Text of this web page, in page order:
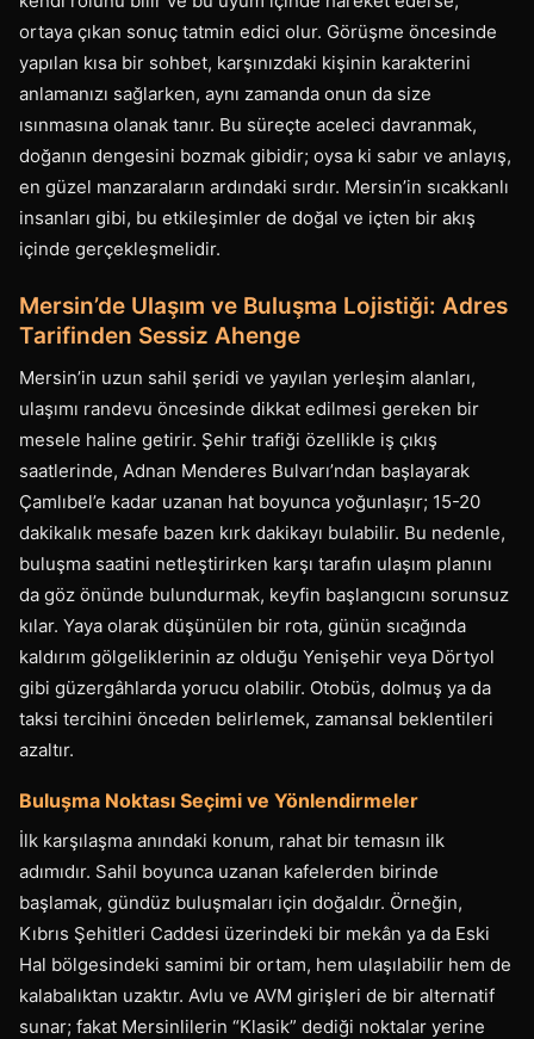
ortaya çıkan sonuç tatmin edici olur. Görüşme öncesinde
yapılan kısa bir sohbet, karşınızdaki kişinin karakterini
anlamanızı sağlarken, aynı zamanda onun da size
ısınmasına olanak tanır. Bu süreçte aceleci davranmak,
doğanın dengesini bozmak gibidir; oysa ki sabır ve anlayış,
en güzel manzaraların ardındaki sırdır. Mersin’in sıcakkanlı
insanları gibi, bu etkileşimler de doğal ve içten bir akış
içinde gerçekleşmelidir.
Mersin’de Ulaşım ve Buluşma Lojistiği: Adres
Tarifinden Sessiz Ahenge
Mersin’in uzun sahil şeridi ve yayılan yerleşim alanları,
ulaşımı randevu öncesinde dikkat edilmesi gereken bir
mesele haline getirir. Şehir trafiği özellikle iş çıkış
saatlerinde, Adnan Menderes Bulvarı’ndan başlayarak
Çamlıbel’e kadar uzanan hat boyunca yoğunlaşır; 15-20
dakikalık mesafe bazen kırk dakikayı bulabilir. Bu nedenle,
buluşma saatini netleştirirken karşı tarafın ulaşım planını
da göz önünde bulundurmak, keyfin başlangıcını sorunsuz
kılar. Yaya olarak düşünülen bir rota, günün sıcağında
kaldırım gölgeliklerinin az olduğu Yenişehir veya Dörtyol
gibi güzergâhlarda yorucu olabilir. Otobüs, dolmuş ya da
taksi tercihini önceden belirlemek, zamansal beklentileri
azaltır.
Buluşma Noktası Seçimi ve Yönlendirmeler
İlk karşılaşma anındaki konum, rahat bir temasın ilk
adımıdır. Sahil boyunca uzanan kafelerden birinde
başlamak, gündüz buluşmaları için doğaldır. Örneğin,
Kıbrıs Şehitleri Caddesi üzerindeki bir mekân ya da Eski
Hal bölgesindeki samimi bir ortam, hem ulaşılabilir hem de
kalabalıktan uzaktır. Avlu ve AVM girişleri de bir alternatif
sunar; fakat Mersinlilerin “Klasik” dediği noktalar yerine